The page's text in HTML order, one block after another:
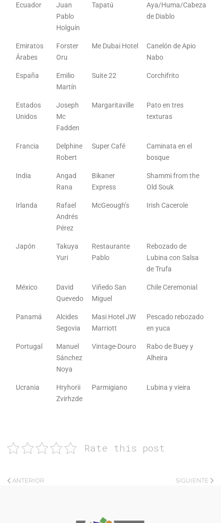
Ecuador
Juan
Pablo
Holguín
Tapatú
Aya/Huma/Cabeza
de Diablo
Emiratos
Árabes
Forster
Oru
Me Dubai Hotel
Canelón de Apio
Nabo
España
Emilio
Martín
Suite 22 Corchifrito
Estados
Unidos
Joseph
Mc
Fadden
Margaritaville
Pato en tres
texturas
Francia
Delphine
Robert
Super Café
Caminata en el
bosque
India
Angad
Rana
Bikaner
Express
Shammi from the
Old Souk
Irlanda
Rafael
Andrés
Pérez
McGeough’s Irish Cacerole
Japón
Takuya
Yuri
Restaurante
Pablo
Rebozado de
Lubina con Salsa
de Trufa
México
David
Quevedo
Viñedo San
Miguel
Chile Ceremonial
Panamá
Alcides
Segovia
Masi Hotel JW
Marriott
Pescado rebozado
en yuca
Portugal
Manuel
Sánchez
Noya
Vintage-Douro
Rabo de Buey y
Alheira
Ucrania
Hryhorii
Zvirhzde
Parmigiano Lubina y vieira
Rate this post
ANTERIOR SIGUIENTE